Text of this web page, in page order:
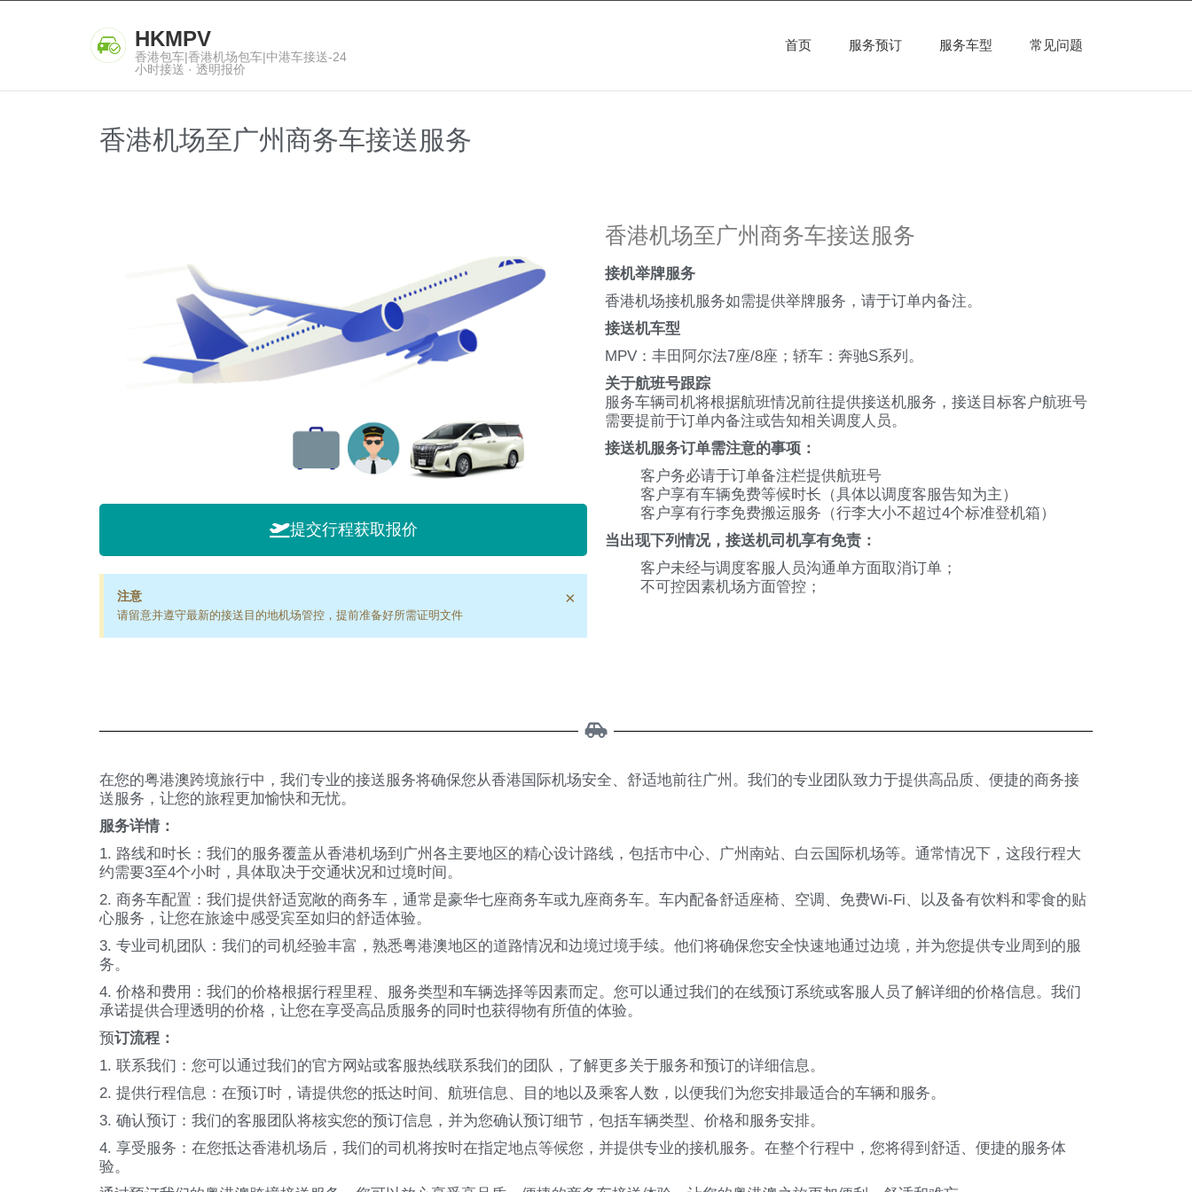
HKMPV
香港包车|香港机场包车|中港车接送-24
小时接送 · 透明报价
首页 服务预订 服务车型 常见问题
香港机场至广州商务车接送服务
提交行程获取报价
注意
请留意并遵守最新的接送目的地机场管控，提前准备好所需证明文件
×
香港机场至广州商务车接送服务
接机举牌服务
香港机场接机服务如需提供举牌服务，请于订单内备注。
接送机车型
MPV：丰田阿尔法7座/8座；轿车：奔驰S系列。
关于航班号跟踪
服务车辆司机将根据航班情况前往提供接送机服务，接送目标客户航班号
需要提前于订单内备注或告知相关调度人员。
接送机服务订单需注意的事项：
客户务必请于订单备注栏提供航班号
客户享有车辆免费等候时长（具体以调度客服告知为主）
客户享有行李免费搬运服务（行李大小不超过4个标准登机箱）
当出现下列情况，接送机司机享有免责：
客户未经与调度客服人员沟通单方面取消订单；
不可控因素机场方面管控；
在您的粤港澳跨境旅行中，我们专业的接送服务将确保您从香港国际机场安全、舒适地前往广州。我们的专业团队致力于提供高品质、便捷的商务接
送服务，让您的旅程更加愉快和无忧。
服务详情：
1. 路线和时长：我们的服务覆盖从香港机场到广州各主要地区的精心设计路线，包括市中心、广州南站、白云国际机场等。通常情况下，这段行程大
约需要3至4个小时，具体取决于交通状况和过境时间。
2. 商务车配置：我们提供舒适宽敞的商务车，通常是豪华七座商务车或九座商务车。车内配备舒适座椅、空调、免费Wi-Fi、以及备有饮料和零食的贴
心服务，让您在旅途中感受宾至如归的舒适体验。
3. 专业司机团队：我们的司机经验丰富，熟悉粤港澳地区的道路情况和边境过境手续。他们将确保您安全快速地通过边境，并为您提供专业周到的服
务。
4. 价格和费用：我们的价格根据行程里程、服务类型和车辆选择等因素而定。您可以通过我们的在线预订系统或客服人员了解详细的价格信息。我们
承诺提供合理透明的价格，让您在享受高品质服务的同时也获得物有所值的体验。
预订流程：
1. 联系我们：您可以通过我们的官方网站或客服热线联系我们的团队，了解更多关于服务和预订的详细信息。
2. 提供行程信息：在预订时，请提供您的抵达时间、航班信息、目的地以及乘客人数，以便我们为您安排最适合的车辆和服务。
3. 确认预订：我们的客服团队将核实您的预订信息，并为您确认预订细节，包括车辆类型、价格和服务安排。
4. 享受服务：在您抵达香港机场后，我们的司机将按时在指定地点等候您，并提供专业的接机服务。在整个行程中，您将得到舒适、便捷的服务体
验。